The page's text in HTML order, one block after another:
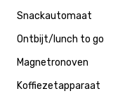
Snackautomaat
Ontbijt/lunch to go
Magnetronoven
Koffiezetapparaat